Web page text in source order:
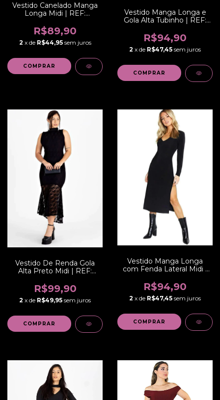
Vestido Canelado Manga
Longa Midi | REF:
R$89,90
2 x de R$44,95 sem juros
COMPRAR
Vestido Manga Longa e
Gola Alta Tubinho | REF:
R$94,90
2 x de R$47,45 sem juros
COMPRAR
Vestido De Renda Gola
Alta Preto Midi | REF:
R$99,90
2 x de R$49,95 sem juros
COMPRAR
Vestido Manga Longa
com Fenda Lateral Midi |
R$94,90
2 x de R$47,45 sem juros
COMPRAR